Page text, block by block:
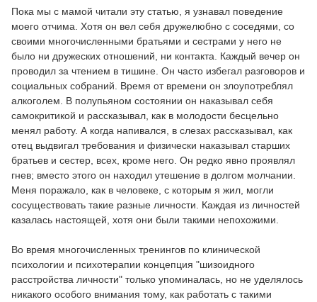
Пока мы с мамой читали эту статью, я узнавал поведение
моего отчима. Хотя он вел себя дружелюбно с соседями, со
своими многочисленными братьями и сестрами у него не
было ни дружеских отношений, ни контакта. Каждый вечер он
проводил за чтением в тишине. Он часто избегал разговоров и
социальных собраний. Время от времени он злоупотреблял
алкоголем. В полупьяном состоянии он наказывал себя
самокритикой и рассказывал, как в молодости бесцельно
менял работу. А когда напивался, в слезах рассказывал, как
отец выдвигал требования и физически наказывал старших
братьев и сестер, всех, кроме него. Он редко явно проявлял
гнев; вместо этого он находил утешение в долгом молчании.
Меня поражало, как в человеке, с которым я жил, могли
сосуществовать такие разные личности. Каждая из личностей
казалась настоящей, хотя они были такими непохожими.
Во время многочисленных тренингов по клинической
психологии и психотерапии концепция "шизоидного
расстройства личности" только упоминалась, но не уделялось
никакого особого внимания тому, как работать с такими